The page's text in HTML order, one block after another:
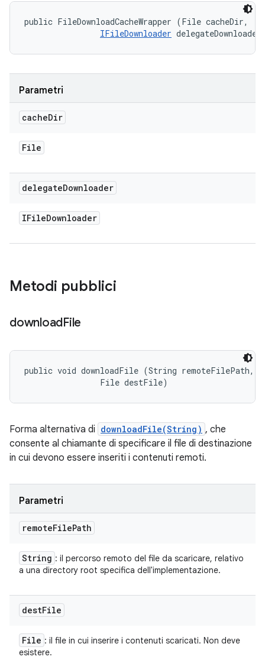
public FileDownloadCacheWrapper (File cacheDir,
IFileDownloader
Parametri
cacheDir
File
delegateDownloader
IFileDownloader
Metodi pubblici
downloadFile
public void downloadFile (String remoteFilePath,
                File destFile)
Forma alternativa di downloadFile(String) , che
consente al chiamante di specificare il file di destinazione
in cui devono essere inseriti i contenuti remoti.
Parametri
remoteFilePath
String : il percorso remoto del file da scaricare, relativo
a una directory root specifica dell'implementazione.
destFile
File : il file in cui inserire i contenuti scaricati. Non deve
esistere.